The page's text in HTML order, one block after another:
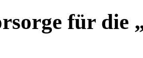
für die